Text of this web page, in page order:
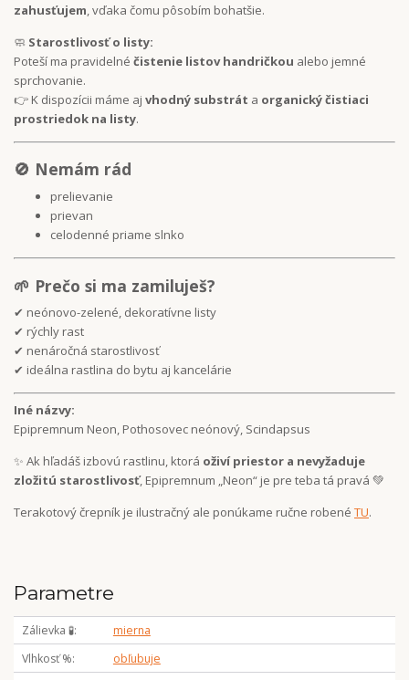
zahusťujem, vďaka čomu pôsobím bohatšie.
🧼 Starostlivosť o listy:
Poteší ma pravidelné čistenie listov handričkou alebo jemné
sprchovanie.
👉 K dispozícii máme aj vhodný substrát a organický čistiaci
prostriedok na listy.
🚫 Nemám rád
prelievanie
prievan
celodenné priame slnko
🌱 Prečo si ma zamiluješ?
✔ neónovo-zelené, dekoratívne listy
✔ rýchly rast
✔ nenáročná starostlivosť
✔ ideálna rastlina do bytu aj kancelárie
Iné názvy:
Epipremnum Neon, Pothosovec neónový, Scindapsus
✨ Ak hľadáš izbovú rastlinu, ktorá oživí priestor a nevyžaduje
zložitú starostlivosť, Epipremnum „Neon“ je pre teba tá pravá 💚
Terakotový črepník je ilustračný ale ponúkame ručne robené TU.
Parametre
Zálievka 🧪
mierna
Vlhkosť %
obľubuje